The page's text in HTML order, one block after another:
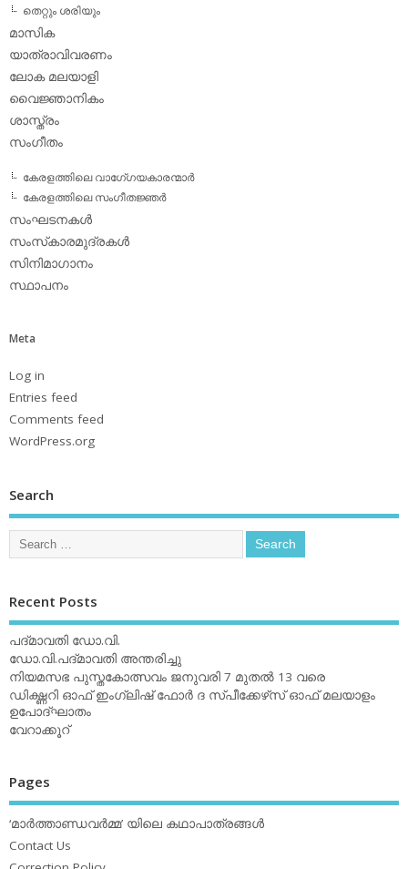
തെറ്റും ശരിയും
മാസിക
യാത്രാവിവരണം
ലോക മലയാളി
വൈജ്ഞാനികം
ശാസ്ത്രം
സംഗീതം
കേരളത്തിലെ വാഗേ്ഗയകാരന്മാര്‍
കേരളത്തിലെ സംഗീതജ്ഞര്‍
സംഘടനകള്‍
സംസ്‌കാരമുദ്രകള്‍
സിനിമാഗാനം
സ്ഥാപനം
Meta
Log in
Entries feed
Comments feed
WordPress.org
Search
Recent Posts
പദ്മാവതി ഡോ.വി.
ഡോ.വി.പദ്മാവതി അന്തരിച്ചു
നിയമസഭ പുസ്തകോത്സവം ജനുവരി 7 മുതല്‍ 13 വരെ
ഡിക്ഷ്ണറി ഓഫ് ഇംഗ്ലിഷ് ഫോര്‍ ദ സ്പീക്കേഴ്‌സ് ഓഫ് മലയാളം
ഉപോദ്ഘാതം
വേറാക്കൂറ്
Pages
‘മാര്‍ത്താണ്ഡവര്‍മ്മ’ യിലെ കഥാപാത്രങ്ങള്‍
Contact Us